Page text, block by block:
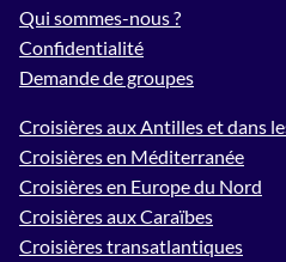
Qui sommes-nous ?
Confidentialité
Demande de groupes
Croisières aux Antilles et dans
Croisières en Méditerranée
Croisières en Europe du Nord
Croisières aux Caraïbes
Croisières transatlantiques